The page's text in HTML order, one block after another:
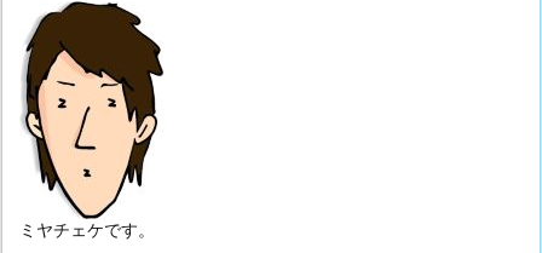
ミヤチェケです。